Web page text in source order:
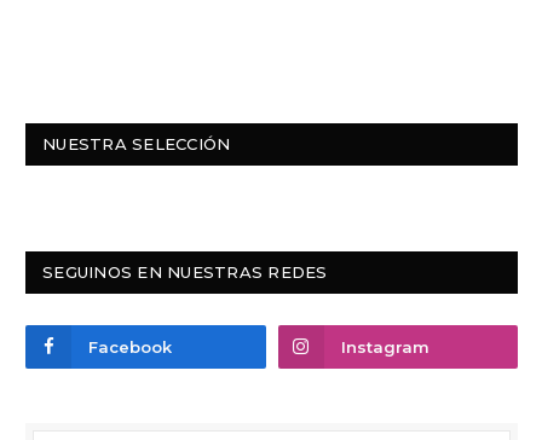
NUESTRA SELECCIÓN
SEGUINOS EN NUESTRAS REDES
Facebook Instagram